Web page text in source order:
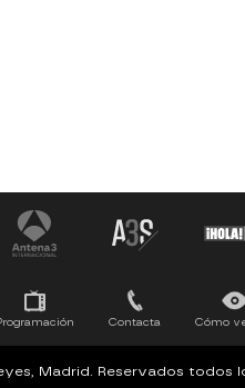
Contacta Cómo
Madrid. Reservados todos